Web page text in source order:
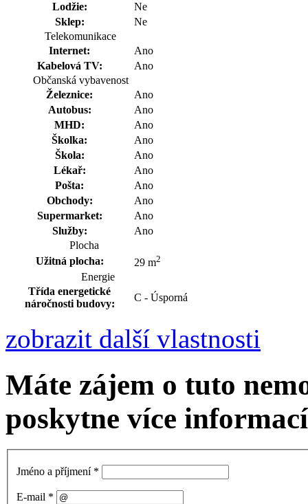
Lodžie:
Ne
Sklep:
Ne
Telekomunikace
Internet:
Ano
Kabelová TV:
Ano
Občanská vybavenost
Železnice:
Ano
Autobus:
Ano
MHD:
Ano
Školka:
Ano
Škola:
Ano
Lékař:
Ano
Pošta:
Ano
Obchody:
Ano
Supermarket:
Ano
Služby:
Ano
Plocha
Užitná plocha:
29 m2
Energie
Třída energetické
náročnosti budovy:
C - Úsporná
zobrazit další vlastnosti
Máte zájem o tuto
poskytne více
Jméno a příjmení *
E-mail *